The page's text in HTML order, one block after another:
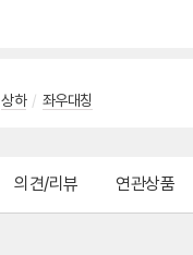
상하 / 좌우대칭
의견/리뷰 연관상품